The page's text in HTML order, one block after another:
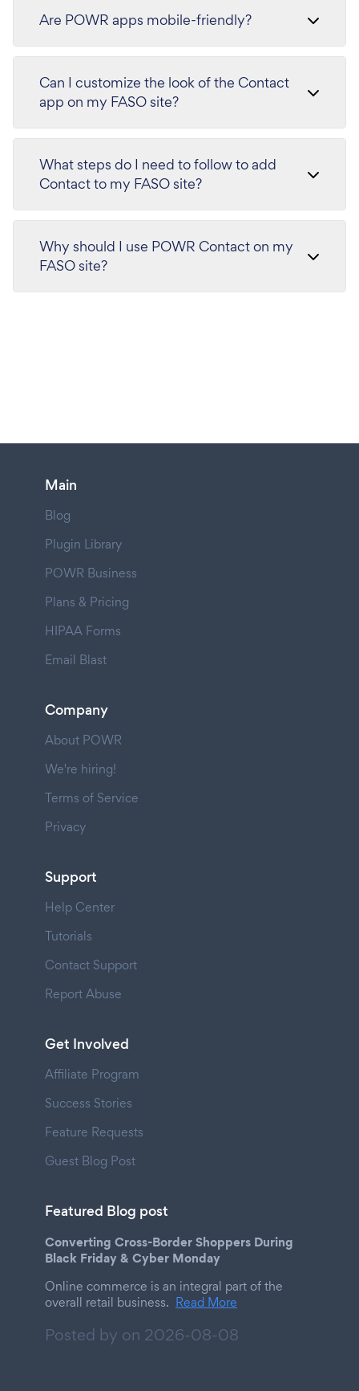
Are POWR apps mobile-friendly?
Can I customize the look of the Contact
app on my FASO site?
What steps do I need to follow to add
Contact to my FASO site?
Why should I use POWR Contact on my
FASO site?
Main
Blog
Plugin Library
POWR Business
Plans & Pricing
HIPAA Forms
Email Blast
Company
About POWR
We're hiring!
Terms of Service
Privacy
Support
Help Center
Tutorials
Contact Support
Report Abuse
Get Involved
Affiliate Program
Success Stories
Feature Requests
Guest Blog Post
Featured Blog post
Converting Cross-Border Shoppers During
Black Friday & Cyber Monday
Online commerce is an integral part of the
overall retail business. Read More
Posted by on 2026-08-08